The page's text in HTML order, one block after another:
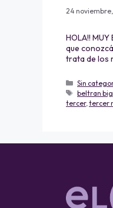
24
HOLA!!
que
trata de los
Sin
beltran
tercer, tercer